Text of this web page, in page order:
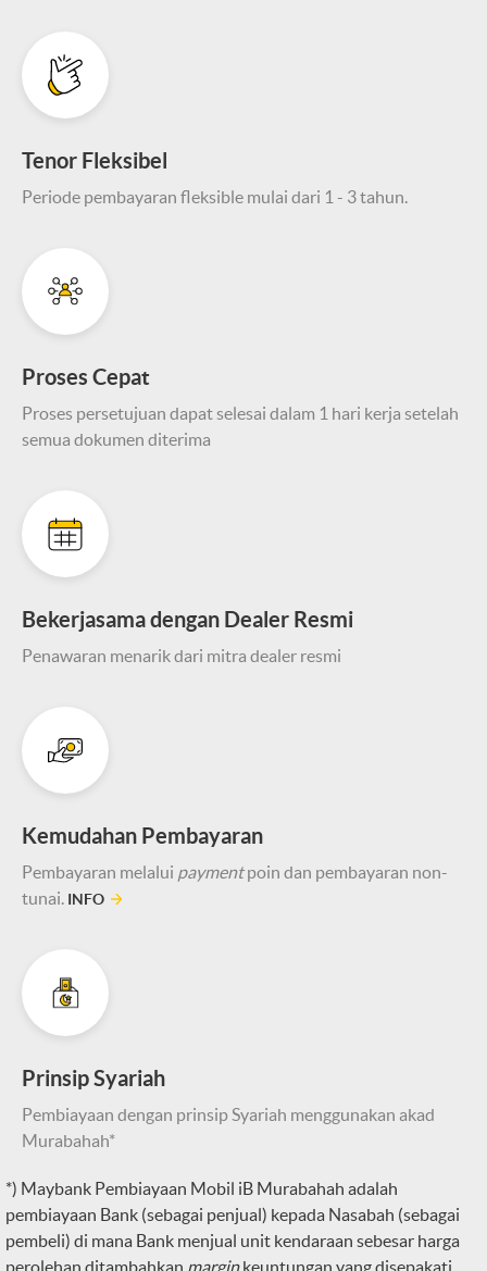
Tenor Fleksibel
Periode pembayaran fleksible mulai dari 1 - 3 tahun.
Proses Cepat
Proses persetujuan dapat selesai dalam 1 hari kerja setelah
semua dokumen diterima
Bekerjasama dengan Dealer Resmi
Penawaran menarik dari mitra dealer resmi
Kemudahan Pembayaran
Pembayaran melalui paymentpoin dan pembayaran non-
tunai. INFO
Prinsip Syariah
Pembiayaan dengan prinsip Syariah menggunakan akad
Murabahah*
*) Maybank Pembiayaan Mobil iB Murabahah adalah
pembiayaan Bank (sebagai penjual) kepada Nasabah (sebagai
pembeli) di mana Bank menjual unit kendaraan sebesar harga
perolehan ditambahkan marginkeuntungan yang disepakati